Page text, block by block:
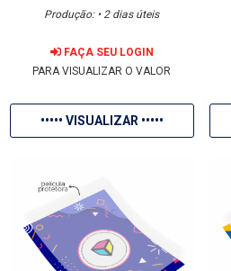
Produção: • 2 dias úteis
FAÇA SEU LOGIN
PARA VISUALIZAR O VALOR
••••• VISUALIZAR •••••